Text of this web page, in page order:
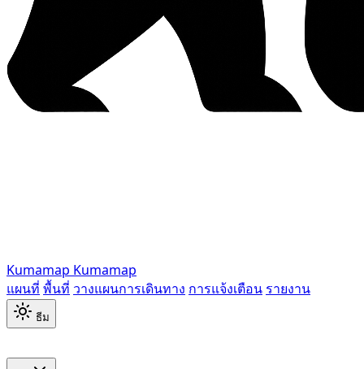
Kumamap Kumamap
แผนที่ พื้นที่ วางแผนการเดินทาง การแจ้งเตือน รายงาน
ธีม